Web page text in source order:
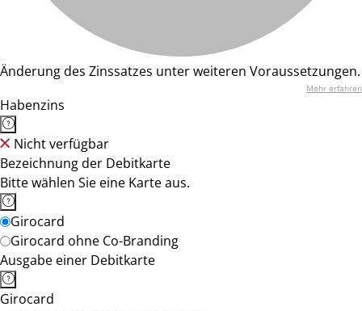
Änderung des Zinssatzes unter weiteren Voraussetzungen.
Mehr erfahren
Habenzins
Nicht verfügbar
Bezeichnung der Debitkarte
Bitte wählen Sie eine Karte aus.
Girocard
Girocard ohne Co-Branding
Ausgabe einer Debitkarte
Girocard